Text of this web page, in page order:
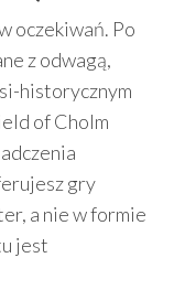
oczekiwań. Po
z odwagą,
historycznym
of Cholm
gry
a nie w formie
jest